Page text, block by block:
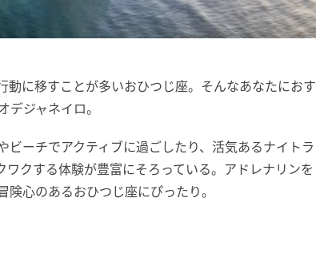
動に移すことが多いおひつじ座。そんなあなたにおす
ジャネイロ。
ビーチでアクティブに過ごしたり、活気あるナイトラ
クする体験が豊富にそろっている。アドレナリンを
心のあるおひつじ座にぴったり。